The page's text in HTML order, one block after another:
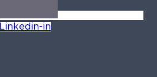
Linkedin-in